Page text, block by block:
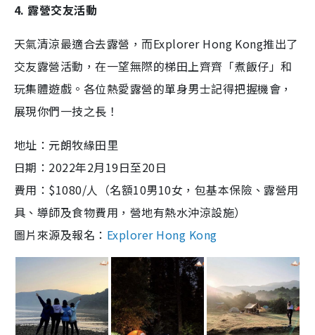
4. 露營交友活動
天氣清涼最適合去露營，而Explorer Hong Kong推出了
交友露營活動，在一望無際的梯田上齊齊「煮飯仔」和
玩集體遊戲。各位熱愛露營的單身男士記得把握機會，
展現你們一技之長！
地址：元朗牧緣田里
日期：2022年2月19日至20日
費用：$1080/人（名額10男10女，包基本保險、露營用
具、導師及食物費用，營地有熱水沖涼設施）
圖片來源及報名： Explorer Hong Kong